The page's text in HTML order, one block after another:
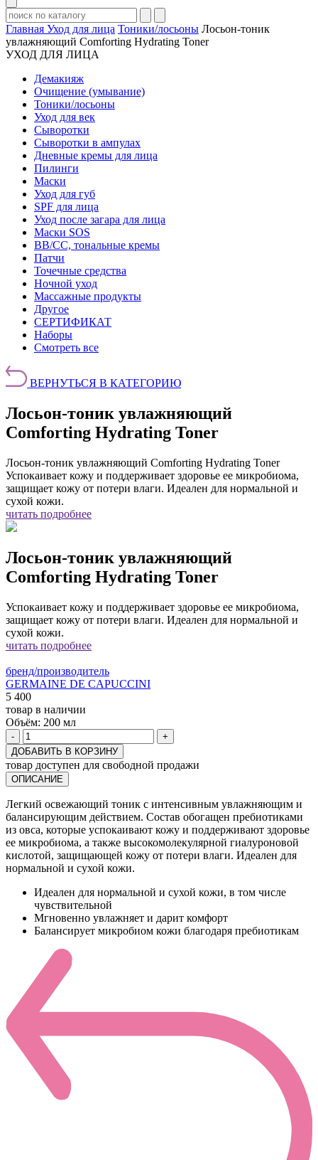
Главная Уход для лица Тоники/лосьоны Лосьон-тоник
увлажняющий Comforting Hydrating Toner
УХОД ДЛЯ ЛИЦА
Демакияж
Очищение (умывание)
Тоники/лосьоны
Уход для век
Сыворотки
Сыворотки в ампулах
Дневные кремы для лица
Пилинги
Маски
Уход для губ
SPF для лица
Уход после загара для лица
Маски SOS
BB/CC, тональные кремы
Патчи
Точечные средства
Ночной уход
Массажные продукты
Другое
СЕРТИФИКАТ
Наборы
Смотреть все
ВЕРНУТЬСЯ В КАТЕГОРИЮ
Лосьон-тоник увлажняющий
Comforting Hydrating Toner
Лосьон-тоник увлажняющий Comforting Hydrating Toner
Успокаивает кожу и поддерживает здоровье ее микробиома,
защищает кожу от потери влаги. Идеален для нормальной и
сухой кожи.
читать подробнее
Лосьон-тоник увлажняющий
Comforting Hydrating Toner
Успокаивает кожу и поддерживает здоровье ее микробиома,
защищает кожу от потери влаги. Идеален для нормальной и
сухой кожи.
читать подробнее
бренд/производитель
GERMAINE DE CAPUCCINI
5 400
товар в наличии
Объём: 200 мл
-
+
ДОБАВИТЬ В КОРЗИНУ
товар доступен для свободной продажи
ОПИСАНИЕ
Легкий освежающий тоник с интенсивным увлажняющим и
балансирующим действием. Состав обогащен пребиотиками
из овса, которые успокаивают кожу и поддерживают здоровье
ее микробиома, а также высокомолекулярной гиалуроновой
кислотой, защищающей кожу от потери влаги. Идеален для
нормальной и сухой кожи.
Идеален для нормальной и сухой кожи, в том числе
чувствительной
Мгновенно увлажняет и дарит комфорт
Балансирует микробиом кожи благодаря пребиотикам